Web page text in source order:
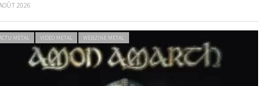
2026
METAL VIDEO METAL WEBZINE METAL